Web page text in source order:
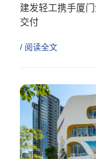
建发轻工携手厦
交付
/ 阅读全文